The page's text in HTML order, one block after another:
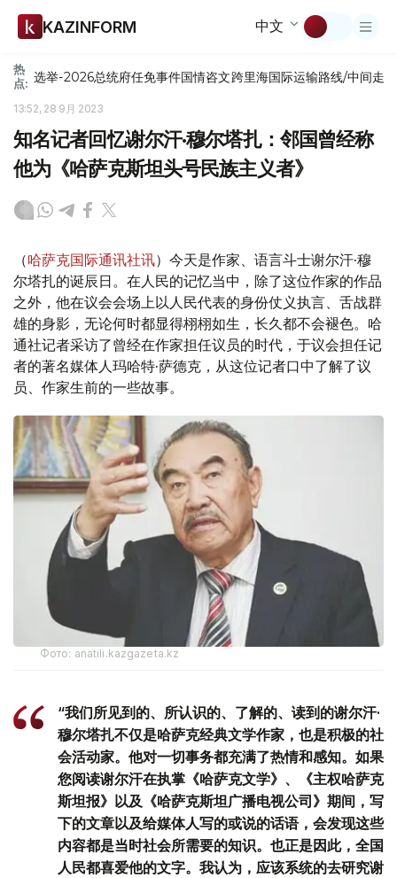
KAZINFORM 中文
热
点: 选举-2026总统府任免事件国情咨文跨里海国际运输路线/中间走廊
13:52, 28 9月 2023
知名记者回忆谢尔汗·穆尔塔扎：邻国曾经称
他为《哈萨克斯坦头号民族主义者》
（哈萨克国际通讯社讯）今天是作家、语言斗士谢尔汗·穆
尔塔扎的诞辰日。在人民的记忆当中，除了这位作家的作品
之外，他在议会会场上以人民代表的身份仗义执言、舌战群
雄的身影，无论何时都显得栩栩如生，长久都不会褪色。哈
通社记者采访了曾经在作家担任议员的时代，于议会担任记
者的著名媒体人玛哈特·萨德克，从这位记者口中了解了议
员、作家生前的一些故事。
Фото: anatili.kazgazeta.kz
“我们所见到的、所认识的、了解的、读到的谢尔汗·
穆尔塔扎不仅是哈萨克经典文学作家，也是积极的社
会活动家。他对一切事务都充满了热情和感知。如果
您阅读谢尔汗在执掌《哈萨克文学》、《主权哈萨克
斯坦报》以及《哈萨克斯坦广播电视公司》期间，写
下的文章以及给媒体人写的或说的话语，会发现这些
内容都是当时社会所需要的知识。也正是因此，全国
人民都喜爱他的文字。我认为，应该系统的去研究谢